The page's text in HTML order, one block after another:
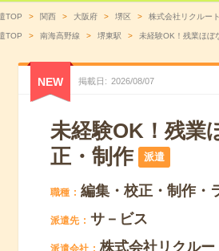
TOP 関西 大阪府 堺区 株式会社リクルー
TOP 南海高野線 堺東駅 未経験OK！残業ほぼ
NEW 掲載日 2026/08/07
未経験OK！残業
正・制作
派遣
職種 編集・校正・制作・
派遣先 サ－ビス
派遣会社 株式会社リクル